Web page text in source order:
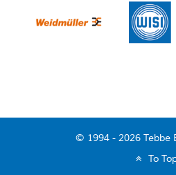
© 1994 - 2026 Tebbe
To